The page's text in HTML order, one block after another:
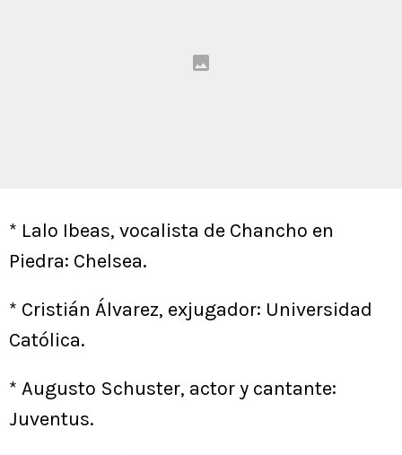
* Lalo Ibeas, vocalista de Chancho en
Piedra: Chelsea.
* Cristián Álvarez, exjugador: Universidad
Católica.
* Augusto Schuster, actor y cantante:
Juventus.